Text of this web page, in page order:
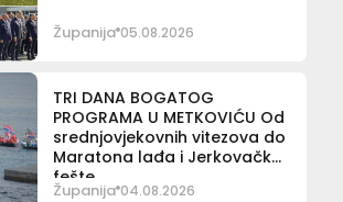
Županija 05.08.2026
TRI DANA BOGATOG
PROGRAMA U METKOVIĆU Od
srednjovjekovnih vitezova do
Maratona lađa i Jerkovačke
fešte
Županija 04.08.2026